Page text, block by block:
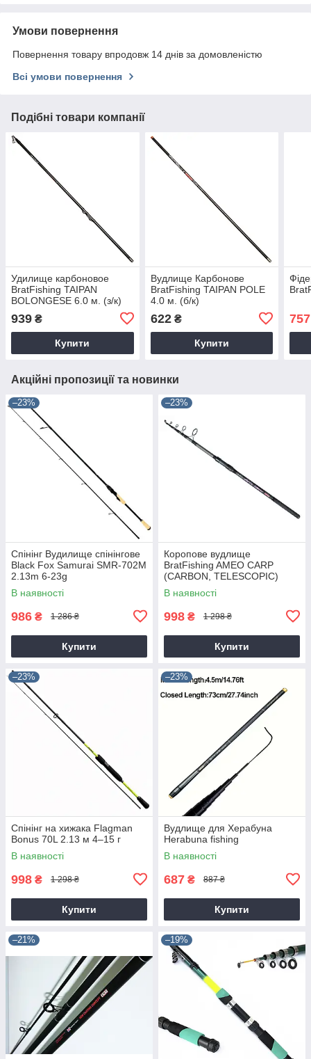
Умови повернення
Повернення товару впродовж 14 днів за домовленістю
Всі умови повернення
Подібні товари компанії
Удилище карбоновое
BratFishing TAIPAN
BOLONGESE 6.0 м. (з/к)
939 ₴
Купити
Вудлище Карбонове
BratFishing TAIPAN POLE
4.0 м. (б/к)
622₴
Купити
757
Акційні пропозиції та новинки
–23%
Спінінг Вудилище спінінгове
Black Fox Samurai SMR-702M
2.13m 6-23g
В наявності
986 ₴ 1 286 ₴
Купити
–23%
Коропове вудлище
BratFishing AMEO CARP
(CARBON, TELESCOPIC)
3.00 m / 120-220 g.
В наявності
998 ₴ 1 298 ₴
Купити
–23%
Спінінг на хижака Flagman
Bonus 70L 2.13 м 4–15 г
В наявності
998 ₴ 1 298 ₴
Купити
–23%
Вудлище для Херабуна
Herabuna fishing
В наявності
687 ₴ 887 ₴
Купити
–21% –19%